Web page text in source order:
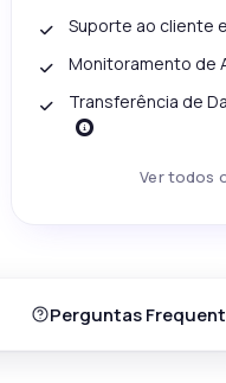
Suporte ao cliente
Monitoramento de
Transferência de
Ver todos
Perguntas